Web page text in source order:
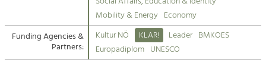
Suche
Impressum
Tourism
Offer Development and Positioning
Mobility & Energy Economy
Funding Agencies &
Partners:
Kultur NÖ KLAR! Leader BMKOES
Europadiplom UNESCO